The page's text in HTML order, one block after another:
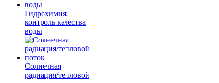
Гидрохимия:
контроль качества
воды
Солнечная
радиация/тепловой